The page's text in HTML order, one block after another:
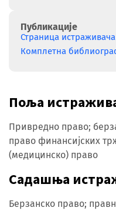
Публикације
Страница
Комплетна
Поља
Привредно право;
право финансијских
(медицинско) право
Садашња
Берзанско право;